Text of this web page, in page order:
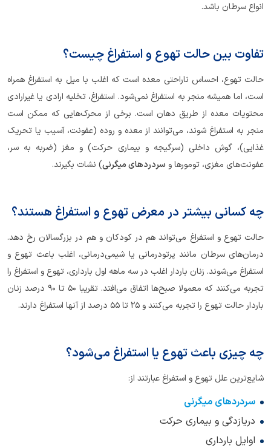
انواع سرطان باشد.
تفاوت بین حالت تهوع و استفراغ چیست؟
حالت تهوع، احساس ناراحتی معده است که اغلب با میل به استفراغ همراه
است، اما همیشه منجر به استفراغ نمی‌شود. استفراغ، تخلیه ارادی یا غیرارادی
محتویات معده از طریق دهان است. برخی از محرک‌هایی که ممکن است
منجر به استفراغ شوند، می‌توانند از معده و روده (عفونت، آسیب یا تحریک
غذایی)، گوش داخلی (سرگیجه و بیماری حرکت) و مغز (ضربه به سر،
عفونت‌های مغزی، تومورها و سردردهای میگرنی) نشات بگیرند.
چه کسانی بیشتر در معرض تهوع و استفراغ هستند؟
حالت تهوع و استفراغ می‌تواند هم در کودکان و هم در بزرگسالان رخ دهد.
درمان‌های سرطان مانند پرتودرمانی یا شیمی‌درمانی، اغلب باعث تهوع و
استفراغ می‌شوند. زنان باردار اغلب در سه ماهه اول بارداری، تهوع و استفراغ را
تجربه می‌کنند که معمولا صبح‌ها اتفاق می‌افتد. تقریبا 50 تا 90 درصد زنان
باردار حالت تهوع را تجربه می‌کنند و 25 تا 55 درصد از آنها استفراغ دارند.
چه چیزی باعث تهوع یا استفراغ می‌شود؟
شایع‌ترین علل تهوع و استفراغ عبارتند از:
سردردهای میگرنی
دریازدگی و بیماری حرکت
اوایل بارداری